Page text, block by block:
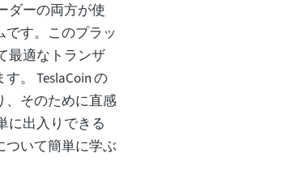
ダーの両方が使
す。このプラッ
最適なトランザ
。 TeslaCoin の
、そのために直感
に出入りできる
ついて簡単に学ぶ